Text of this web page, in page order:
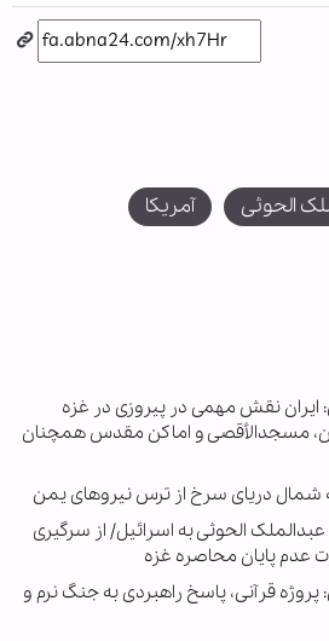
الحوثی
آمریکا
ایران نقش مهمی در پیروزی در غزه
مسجدالأقصی و اماکن مقدس همچنان
شمال دریای سرخ از ترس نیروهای یمن
روزه سید عبدالملک الحوثی به اسرائیل/ از سرگیری
عدم پایان محاصره غزه
قرآنی، پاسخ راهبردی به جنگ نرم و